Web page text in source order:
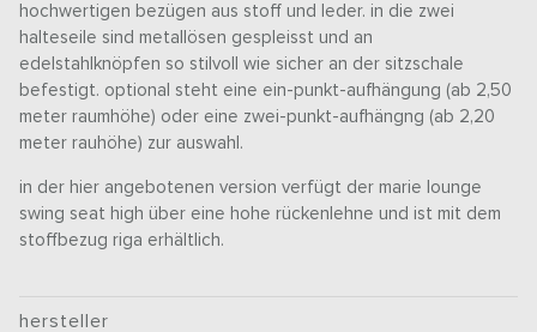
hochwertigen bezügen aus stoff und leder. in die zwei
halteseile sind metallösen gespleisst und an
edelstahlknöpfen so stilvoll wie sicher an der sitzschale
befestigt. optional steht eine ein-punkt-aufhängung (ab 2,50
meter raumhöhe) oder eine zwei-punkt-aufhängng (ab 2,20
meter rauhöhe) zur auswahl.
in der hier angebotenen version verfügt der marie lounge
swing seat high über eine hohe rückenlehne und ist mit dem
stoffbezug riga erhältlich.
hersteller